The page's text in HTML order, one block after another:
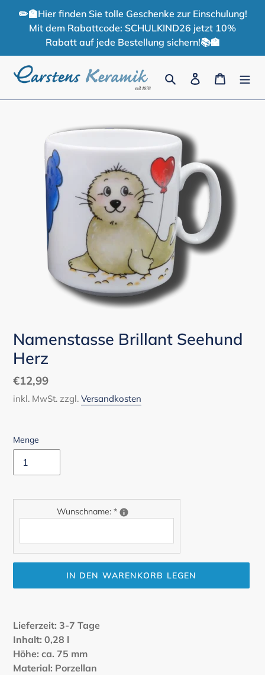
✏️🏫Hier finden Sie tolle Geschenke zur Einschulung!
Mit dem Rabattcode: SCHULKIND26 jetzt 10%
Rabatt auf jede Bestellung sichern!📚🏫
Suchen Einloggen
Namenstasse Brillant Seehund
Herz
Normaler
Preis
€12,99
inkl. MwSt. zzgl. Versandkosten
Menge
Wunschname: *
IN DEN WARENKORB LEGEN
wird
zum
Warenkorb
hinzugefügt
Lieferzeit: 3-7 Tage
Inhalt: 0,28 l
Höhe: ca. 75 mm
Material: Porzellan